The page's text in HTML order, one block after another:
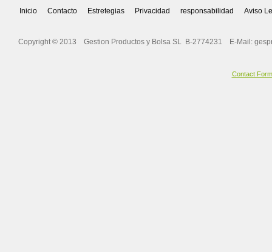
Inicio Contacto Estretegias Privacidad responsabilidad Aviso
Copyright © 2013 Gestion Productos y Bolsa SL B-2774231 E-Mail:
Contact Form